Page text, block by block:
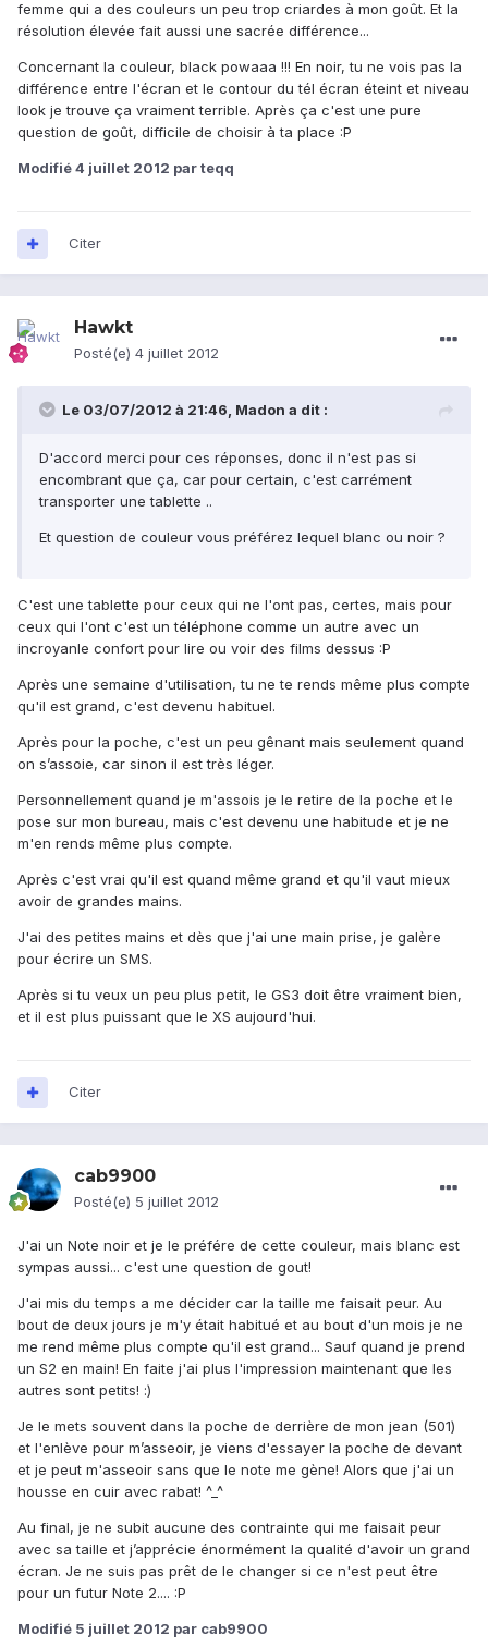
femme qui a des couleurs un peu trop criardes à mon goût. Et la
résolution élevée fait aussi une sacrée différence...
Concernant la couleur, black powaaa !!! En noir, tu ne vois pas la
différence entre l'écran et le contour du tél écran éteint et niveau
look je trouve ça vraiment terrible. Après ça c'est une pure
question de goût, difficile de choisir à ta place :P
Modifié4 juillet 2012 par teqq
Citer
Hawkt
Posté(e) 4 juillet 2012
Le 03/07/2012 à 21:46, Madon a dit :
D'accord merci pour ces réponses, donc il n'est pas si
encombrant que ça, car pour certain, c'est carrément
transporter une tablette ..
Et question de couleur vous préférez lequel blanc ou noir ?
C'est une tablette pour ceux qui ne l'ont pas, certes, mais pour
ceux qui l'ont c'est un téléphone comme un autre avec un
incroyanle confort pour lire ou voir des films dessus :P
Après une semaine d'utilisation, tu ne te rends même plus compte
qu'il est grand, c'est devenu habituel.
Après pour la poche, c'est un peu gênant mais seulement quand
on s’assoie, car sinon il est très léger.
Personnellement quand je m'assois je le retire de la poche et le
pose sur mon bureau, mais c'est devenu une habitude et je ne
m'en rends même plus compte.
Après c'est vrai qu'il est quand même grand et qu'il vaut mieux
avoir de grandes mains.
J'ai des petites mains et dès que j'ai une main prise, je galère
pour écrire un SMS.
Après si tu veux un peu plus petit, le GS3 doit être vraiment bien,
et il est plus puissant que le XS aujourd'hui.
Citer
cab9900
Posté(e) 5 juillet 2012
J'ai un Note noir et je le préfére de cette couleur, mais blanc est
sympas aussi... c'est une question de gout!
J'ai mis du temps a me décider car la taille me faisait peur. Au
bout de deux jours je m'y était habitué et au bout d'un mois je ne
me rend même plus compte qu'il est grand... Sauf quand je prend
un S2 en main! En faite j'ai plus l'impression maintenant que les
autres sont petits! :)
Je le mets souvent dans la poche de derrière de mon jean (501)
et l'enlève pour m’asseoir, je viens d'essayer la poche de devant
et je peut m'asseoir sans que le note me gène! Alors que j'ai un
housse en cuir avec rabat! ^_^
Au final, je ne subit aucune des contrainte qui me faisait peur
avec sa taille et j’apprécie énormément la qualité d'avoir un grand
écran. Je ne suis pas prêt de le changer si ce n'est peut être
pour un futur Note 2.... :P
Modifié 5 juillet 2012 par cab9900